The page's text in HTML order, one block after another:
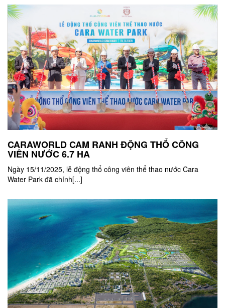
CARAWORLD CAM RANH ĐỘNG THỔ CÔNG
VIÊN NƯỚC 6.7 HA
Ngày 15/11/2025, lễ động thổ công viên thể thao nước Cara
Water Park đã chính[...]